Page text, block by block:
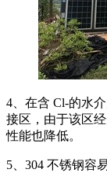
4、在含 Cl-的水
接区，由于该区
性能也降低。
5、304 不锈钢容